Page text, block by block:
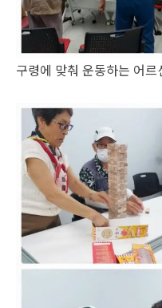
구령에 맞춰 운동하는 어